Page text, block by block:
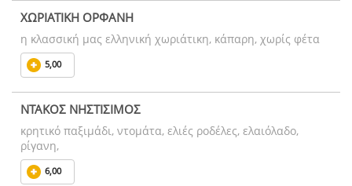
ΧΩΡΙΑΤΙΚΗ ΟΡΦΑΝΗ
η κλασσική μας ελληνική χωριάτικη, κάπαρη, χωρίς φέτα
5,00
ΝΤΑΚΟΣ ΝΗΣΤΙΣΙΜΟΣ
κρητικό παξιμάδι, ντομάτα, ελιές ροδέλες, ελαιόλαδο,
ρίγανη,
6,00